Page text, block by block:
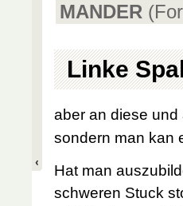
MANDER
Linke
aber an diese
sondern man kan
Hat man
schweren Stuck